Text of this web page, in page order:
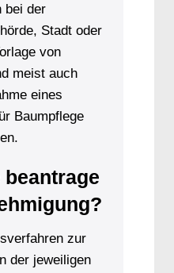
bei der
Stadt oder
von
meist auch
eines
Baumpflege
zur
der jeweiligen